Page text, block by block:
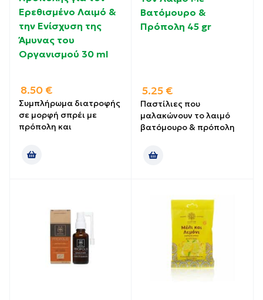
Ερεθισμένο Λαιμό &
την Ενίσχυση της
Άμυνας του
Οργανισμού 30 ml
8.50 €
Συμπλήρωμα διατροφής
σε μορφή σπρέι με
πρόπολη και
Βατόμουρο &
Πρόπολη 45 gr
5.25 €
Παστίλιες που
μαλακώνουν το λαιμό
βατόμουρο & πρόπολη